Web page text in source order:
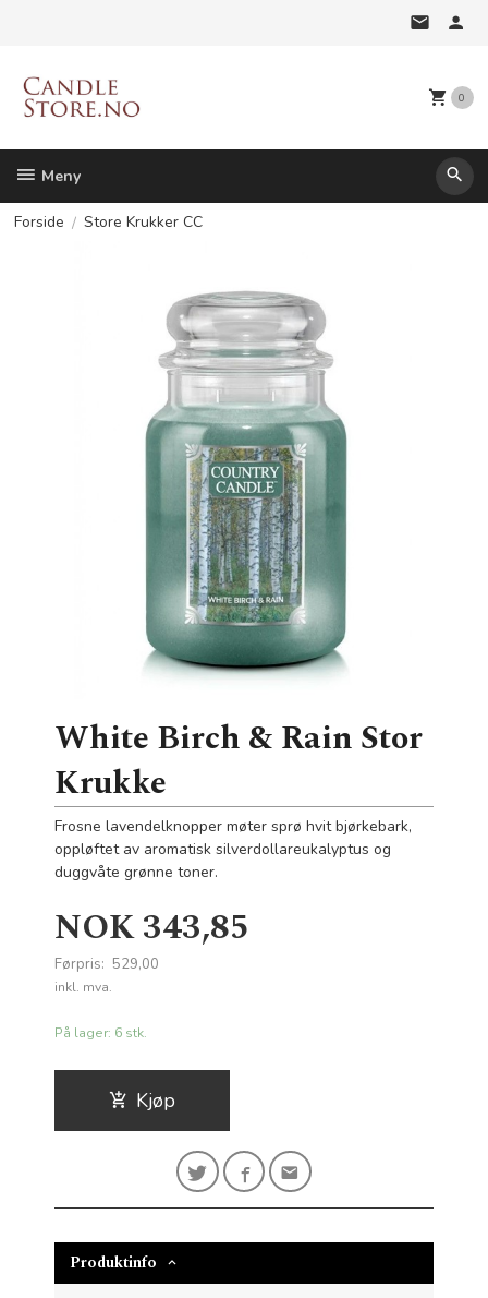
0
Meny
Forside Store Krukker CC
White Birch & Rain Stor
Krukke
Frosne lavendelknopper møter sprø hvit bjørkebark,
oppløftet av aromatisk silverdollareukalyptus og
duggvåte grønne toner.
Tilbud
NOK343,85
Førpris: 529,00
Rabatt
inkl. mva.
På lager: 6 stk.
Kjøp
Produktinfo